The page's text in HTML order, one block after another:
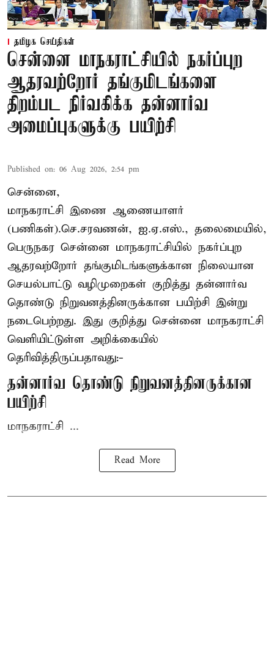
தமிழக செய்திகள்
சென்னை மாநகராட்சியில் நகர்ப்புற
ஆதரவற்றோர் தங்குமிடங்களை
திறம்பட நிர்வகிக்க தன்னார்வ
அமைப்புகளுக்கு பயிற்சி
Published on: 06 Aug 2026, 2:54 pm
சென்னை,
மாநகராட்சி இணை ஆணையாளர்
(பணிகள்).செ.சரவணன், ஐ.ஏ.எஸ்., தலைமையில்,
பெருநகர சென்னை மாநகராட்சியில் நகர்ப்புற
ஆதரவற்றோர் தங்குமிடங்களுக்கான நிலையான
செயல்பாட்டு வழிமுறைகள் குறித்து தன்னார்வ
தொண்டு நிறுவனத்தினருக்கான பயிற்சி இன்று
நடைபெற்றது. இது குறித்து சென்னை மாநகராட்சி
வெளியிட்டுள்ள அறிக்கையில்
தெரிவித்திருப்பதாவது:-
தன்னார்வ தொண்டு நிறுவனத்தினருக்கான
பயிற்சி
மாநகராட்சி ...
Read More